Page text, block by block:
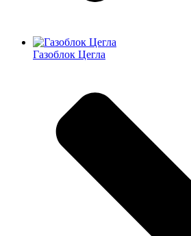
Газоблок Цегла